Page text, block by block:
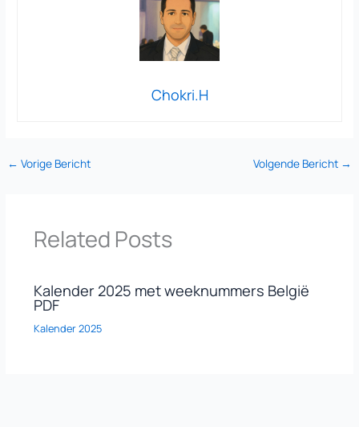
Chokri.H
← Vorige Bericht Volgende Bericht →
Related Posts
Kalender 2025 met weeknummers België
PDF
Kalender 2025